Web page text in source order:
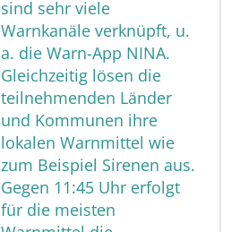
sind sehr viele
Warnkanäle verknüpft, u.
a. die Warn-App NINA.
Gleichzeitig lösen die
teilnehmenden Länder
und Kommunen ihre
lokalen Warnmittel wie
zum Beispiel Sirenen aus.
Gegen 11:45 Uhr erfolgt
für die meisten